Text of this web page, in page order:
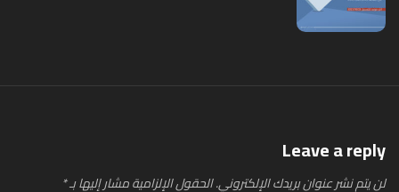
Leave a reply
لن يتم نشر عنوان بريدك الإلكتروني.الحقول الإلزامية مشار إليها بـ*